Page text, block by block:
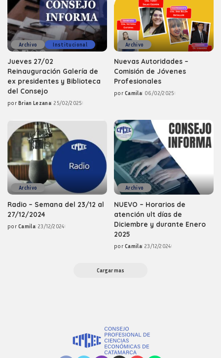
Archivo Institucional
Jueves 27/02
Reinauguración Galería de
ex presidentes y Biblioteca
del Consejo
Posted
por Brian Lezana 25/02/2025
Archivo
Nuevas Autoridades –
Comisión de Jóvenes
Profesionales
Posted
por Camila 06/02/2025
Archivo
Radio – Semana del 23/12 al
27/12/2024
Posted
por Camila 23/12/2024
Archivo
NUEVO – Horarios de
atención ult días de
Diciembre y durante Enero
2025
Posted
por Camila 23/12/2024
Cargar mas